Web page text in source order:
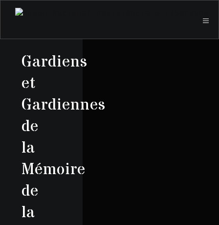
Gardiens
et
Gardiennes
de
la
Mémoire
de
la